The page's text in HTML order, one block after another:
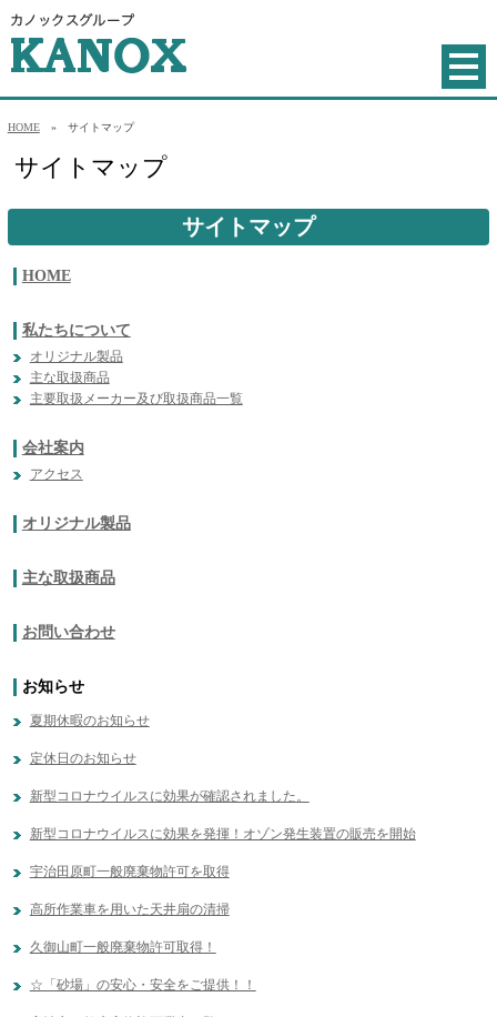
HOME» サイトマップ
サイトマップ
サイトマップ
HOME
私たちについて
オリジナル製品
主な取扱商品
主要取扱メーカー及び取扱商品一覧
会社案内
アクセス
オリジナル製品
主な取扱商品
お問い合わせ
お知らせ
夏期休暇のお知らせ
定休日のお知らせ
新型コロナウイルスに効果が確認されました。
新型コロナウイルスに効果を発揮！オゾン発生装置の販売を開始
宇治田原町一般廃棄物許可を取得
高所作業車を用いた天井扇の清掃
久御山町一般廃棄物許可取得！
☆「砂場」の安心・安全をご提供！！